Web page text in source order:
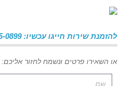
להזמנת שירות חייגו עכשיו: 055-925-0899
או השאירו פרטים ונשמח לחזור אליכם: